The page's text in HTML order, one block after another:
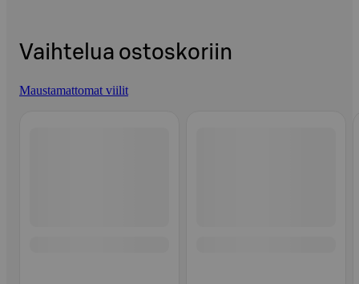
Vaihtelua ostoskoriin
Maustamattomat viilit